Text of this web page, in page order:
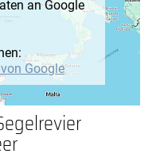
an Google
Google